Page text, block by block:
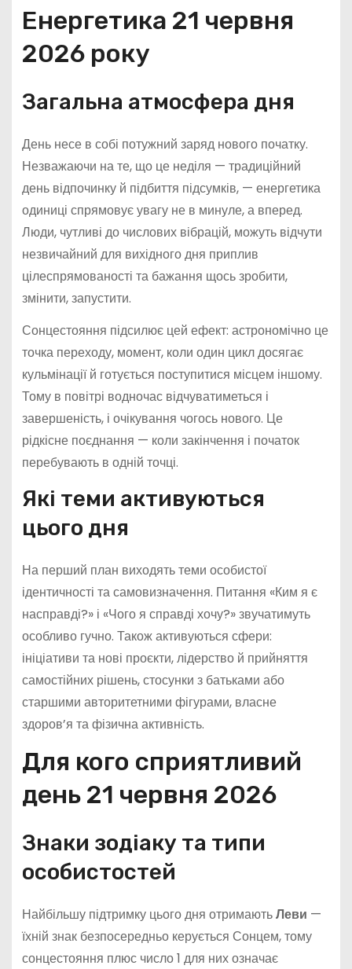
Енергетика 21 червня
2026 року
Загальна атмосфера дня
День несе в собі потужний заряд нового початку.
Незважаючи на те, що це неділя — традиційний
день відпочинку й підбиття підсумків, — енергетика
одиниці спрямовує увагу не в минуле, а вперед.
Люди, чутливі до числових вібрацій, можуть відчути
незвичайний для вихідного дня приплив
цілеспрямованості та бажання щось зробити,
змінити, запустити.
Сонцестояння підсилює цей ефект: астрономічно це
точка переходу, момент, коли один цикл досягає
кульмінації й готується поступитися місцем іншому.
Тому в повітрі водночас відчуватиметься і
завершеність, і очікування чогось нового. Це
рідкісне поєднання — коли закінчення і початок
перебувають в одній точці.
Які теми активуються
цього дня
На перший план виходять теми особистої
ідентичності та самовизначення. Питання «Ким я є
насправді?» і «Чого я справді хочу?» звучатимуть
особливо гучно. Також активуються сфери:
ініціативи та нові проєкти, лідерство й прийняття
самостійних рішень, стосунки з батьками або
старшими авторитетними фігурами, власне
здоров’я та фізична активність.
Для кого сприятливий
день 21 червня 2026
Знаки зодіаку та типи
особистостей
Найбільшу підтримку цього дня отримаютьЛеви —
їхній знак безпосередньо керується Сонцем, тому
сонцестояння плюс число 1 для них означає